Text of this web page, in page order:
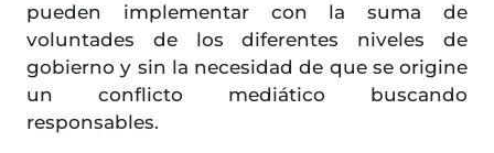
pueden implementar con la suma de
voluntades de los diferentes niveles de
gobierno y sin la necesidad de que se origine
un conflicto mediático buscando
responsables.